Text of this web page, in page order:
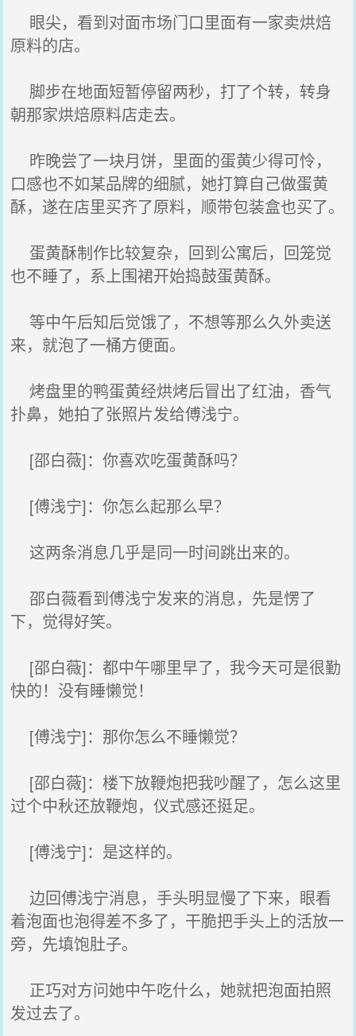
眼尖，看到对面市场门口里面有一家卖烘焙
原料的店。
脚步在地面短暂停留两秒，打了个转，转身
朝那家烘焙原料店走去。
昨晚尝了一块月饼，里面的蛋黄少得可怜，
口感也不如某品牌的细腻，她打算自己做蛋黄
酥，遂在店里买齐了原料，顺带包装盒也买了。
蛋黄酥制作比较复杂，回到公寓后，回笼觉
也不睡了，系上围裙开始捣鼓蛋黄酥。
等中午后知后觉饿了，不想等那么久外卖送
来，就泡了一桶方便面。
烤盘里的鸭蛋黄经烘烤后冒出了红油，香气
扑鼻，她拍了张照片发给傅浅宁。
[邵白薇]：你喜欢吃蛋黄酥吗？
[傅浅宁]：你怎么起那么早？
这两条消息几乎是同一时间跳出来的。
邵白薇看到傅浅宁发来的消息，先是愣了
下，觉得好笑。
[邵白薇]：都中午哪里早了，我今天可是很勤
快的！没有睡懒觉！
[傅浅宁]：那你怎么不睡懒觉？
[邵白薇]：楼下放鞭炮把我吵醒了，怎么这里
过个中秋还放鞭炮，仪式感还挺足。
[傅浅宁]：是这样的。
边回傅浅宁消息，手头明显慢了下来，眼看
着泡面也泡得差不多了，干脆把手头上的活放一
旁，先填饱肚子。
正巧对方问她中午吃什么，她就把泡面拍照
发过去了。